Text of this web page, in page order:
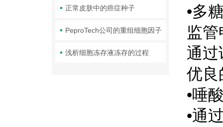
正常皮肤中的癌症种子
PeproTech公司的重组细胞因子
浅析细胞冻存液冻存的过程
•多
监
通过
优良
•唾
•通